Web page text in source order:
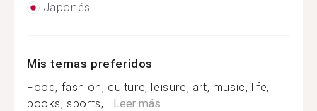
Japonés
Mis temas preferidos
Food, fashion, culture, leisure, art, music, life,
books, sports,...Leer más